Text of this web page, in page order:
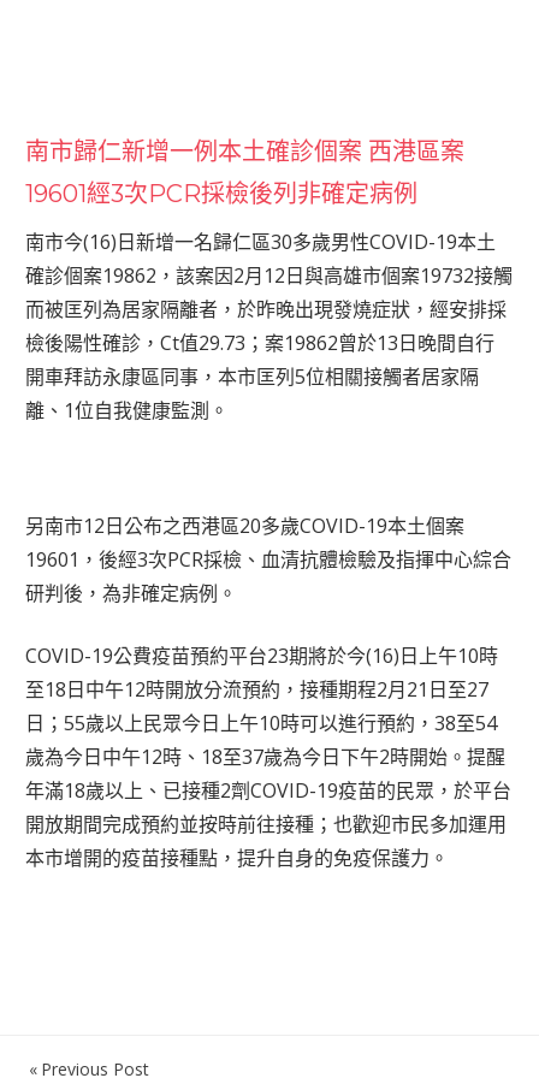
南市歸仁新增一例本土確診個案 西港區案
19601經3次PCR採檢後列非確定病例
南市今(16)日新增一名歸仁區30多歲男性COVID-19本土
確診個案19862，該案因2月12日與高雄市個案19732接觸
而被匡列為居家隔離者，於昨晚出現發燒症狀，經安排採
檢後陽性確診，Ct值29.73；案19862曾於13日晚間自行
開車拜訪永康區同事，本市匡列5位相關接觸者居家隔
離、1位自我健康監測。
另南市12日公布之西港區20多歲COVID-19本土個案
19601，後經3次PCR採檢、血清抗體檢驗及指揮中心綜合
研判後，為非確定病例。
COVID-19公費疫苗預約平台23期將於今(16)日上午10時
至18日中午12時開放分流預約，接種期程2月21日至27
日；55歲以上民眾今日上午10時可以進行預約，38至54
歲為今日中午12時、18至37歲為今日下午2時開始。提醒
年滿18歲以上、已接種2劑COVID-19疫苗的民眾，於平台
開放期間完成預約並按時前往接種；也歡迎市民多加運用
本市增開的疫苗接種點，提升自身的免疫保護力。
Previous Post